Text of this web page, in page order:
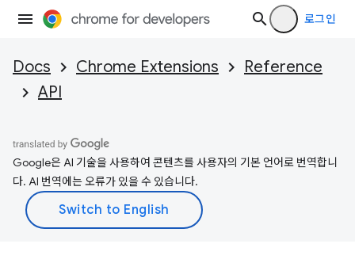
로그인
Docs Chrome Extensions
Reference
API
Google은 AI 기술을 사용하여 콘텐츠를 사용자의 기본 언어로 번역합니
다. AI 번역에는 오류가 있을 수 있습니다.